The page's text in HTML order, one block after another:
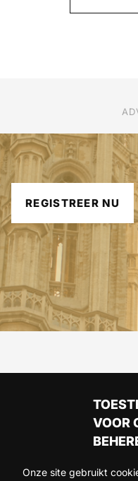
VOOR
Onze site gebruikt
REGISTREER NU